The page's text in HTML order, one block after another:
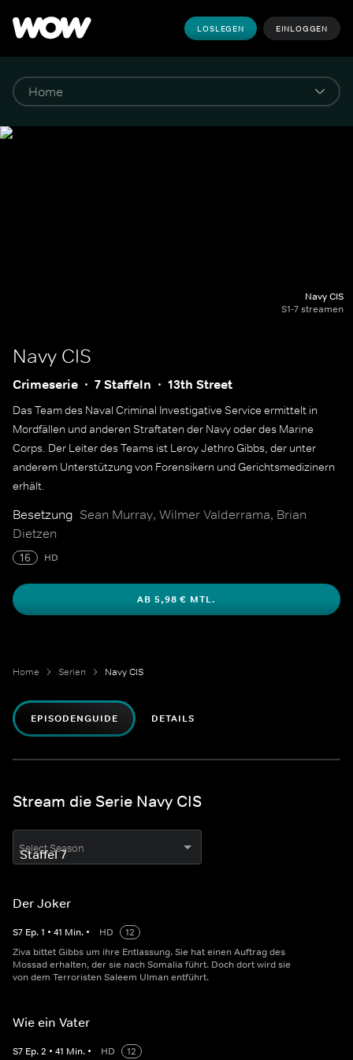
LOSLEGEN EINLOGGEN
Navy CIS
S1-7 streamen
Navy CIS
Crimeserie 7 Staffeln 13th Street
Das Team des Naval Criminal Investigative Service ermittelt in
Mordfällen und anderen Straftaten der Navy oder des Marine
Corps. Der Leiter des Teams ist Leroy Jethro Gibbs, der unter
anderem Unterstützung von Forensikern und Gerichtsmedizinern
erhält.
Besetzung Sean Murray, Wilmer Valderrama, Brian
Dietzen
16 HD
AB 5,98 € MTL.
Home Serien Navy CIS
EPISODENGUIDE DETAILS
Stream die Serie Navy CIS
Select Season
Der Joker
S7 Ep.1 • 41 Min. • HD
12
Ziva bittet Gibbs um ihre Entlassung. Sie hat einen Auftrag des
Mossad erhalten, der sie nach Somalia führt. Doch dort wird sie
von dem Terroristen Saleem Ulman entführt.
Wie ein Vater
S7 Ep.2 • 41 Min. • HD
12